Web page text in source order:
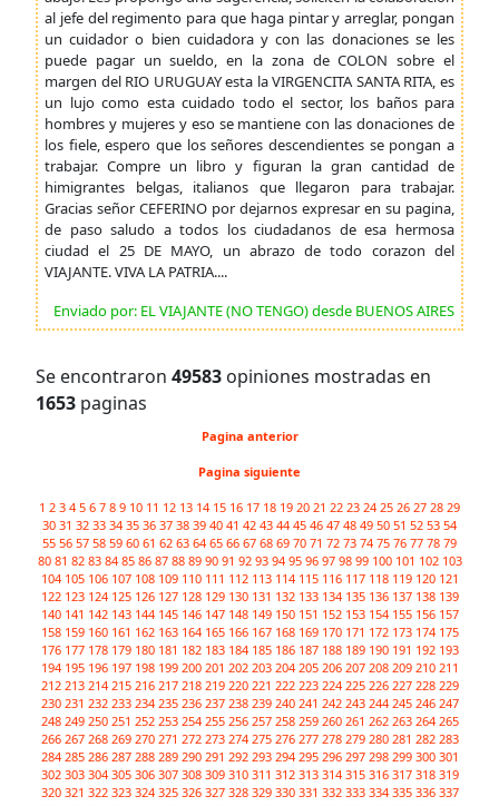
al jefe del regimento para que haga pintar y arreglar, pongan
un cuidador o bien cuidadora y con las donaciones se les
puede pagar un sueldo, en la zona de COLON sobre el
margen del RIO URUGUAY esta la VIRGENCITA SANTA RITA, es
un lujo como esta cuidado todo el sector, los baños para
hombres y mujeres y eso se mantiene con las donaciones de
los fiele, espero que los señores descendientes se pongan a
trabajar. Compre un libro y figuran la gran cantidad de
himigrantes belgas, italianos que llegaron para trabajar.
Gracias señor CEFERINO por dejarnos expresar en su pagina,
de paso saludo a todos los ciudadanos de esa hermosa
ciudad el 25 DE MAYO, un abrazo de todo corazon del
VIAJANTE. VIVA LA PATRIA....
Enviado por: EL VIAJANTE (NO TENGO) desde BUENOS AIRES
Se encontraron 49583 opiniones mostradas en
1653 paginas
Pagina anterior
Pagina siguiente
1 2 3 4 5 6 7 8 9 10 11 12 13 14 15 16 17 18 19 20 21 22 23 24 25 26 27 28 29
30 31 32 33 34 35 36 37 38 39 40 41 42 43 44 45 46 47 48 49 50 51 52 53 54
55 56 57 58 59 60 61 62 63 64 65 66 67 68 69 70 71 72 73 74 75 76 77 78 79
80 81 82 83 84 85 86 87 88 89 90 91 92 93 94 95 96 97 98 99 100 101 102 103
104 105 106 107 108 109 110 111 112 113 114 115 116 117 118 119 120 121
122 123 124 125 126 127 128 129 130 131 132 133 134 135 136 137 138 139
140 141 142 143 144 145 146 147 148 149 150 151 152 153 154 155 156 157
158 159 160 161 162 163 164 165 166 167 168 169 170 171 172 173 174 175
176 177 178 179 180 181 182 183 184 185 186 187 188 189 190 191 192 193
194 195 196 197 198 199 200 201 202 203 204 205 206 207 208 209 210 211
212 213 214 215 216 217 218 219 220 221 222 223 224 225 226 227 228 229
230 231 232 233 234 235 236 237 238 239 240 241 242 243 244 245 246 247
248 249 250 251 252 253 254 255 256 257 258 259 260 261 262 263 264 265
266 267 268 269 270 271 272 273 274 275 276 277 278 279 280 281 282 283
284 285 286 287 288 289 290 291 292 293 294 295 296 297 298 299 300 301
302 303 304 305 306 307 308 309 310 311 312 313 314 315 316 317 318 319
320 321 322 323 324 325 326 327 328 329 330 331 332 333 334 335 336 337